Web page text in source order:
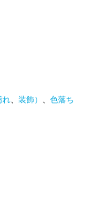
れ、 装飾） 、 色落ち